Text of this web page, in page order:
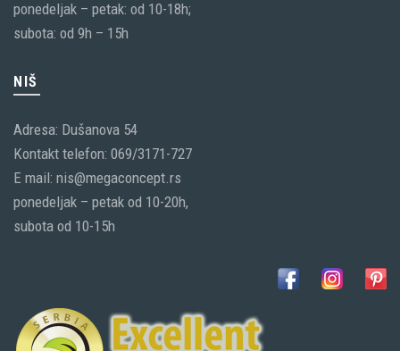
ponedeljak – petak: od 10-18h;
subota: od 9h – 15h
NIŠ
Adresa: Dušanova 54
Kontakt telefon: 069/3171-727
E mail: nis@megaconcept.rs
ponedeljak – petak od 10-20h,
subota od 10-15h